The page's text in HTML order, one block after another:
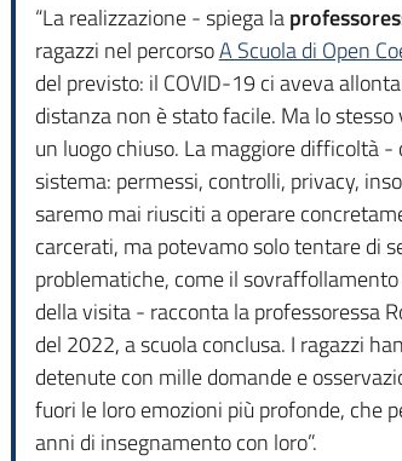
“La realizzazione - spiega la
ragazzi nel percorsoA Scuola di Open
del previsto: il COVID-19 ci aveva
distanza non è stato facile. Ma lo
un luogo chiuso. La maggiore difficoltà
sistema: permessi, controlli, privacy,
saremo mai riusciti a operare
carcerati, ma potevamo solo tentare di
problematiche, come il
della visita - racconta la professoressa
del 2022, a scuola conclusa. I ragazzi
detenute con mille domande e
fuori le loro emozioni più profonde, che
anni di insegnamento con loro”.